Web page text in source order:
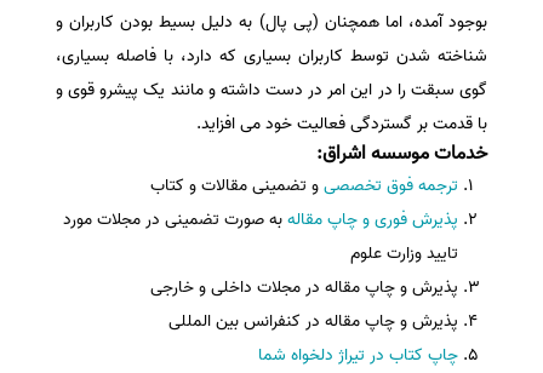
بوجود آمده، اما همچنان (پی پال) به دلیل بسیط بودن کاربران و
شناخته شدن توسط کاربران بسیاری که دارد، با فاصله بسیاری،
گوی سبقت را در این امر در دست داشته و مانند یک پیشرو قوی و
با قدمت بر گستردگی فعالیت خود می افزاید.
خدمات موسسه اشراق:
ترجمه فوق تخصصیو تضمینی مقالات و کتاب
پذیرش فوری و چاپ مقالهبه صورت تضمینی در مجلات مورد
تایید وزارت علوم
پذیرش و چاپ مقاله در مجلات داخلی و خارجی
پذیرش و چاپ مقاله در کنفرانس بین المللی
چاپ کتاب در تیراژ دلخواه شما